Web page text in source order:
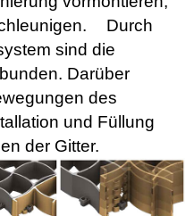
Durch
sind die
Darüber
des
und Füllung
der Gitter.